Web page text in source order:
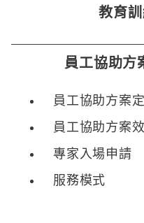
教育
員工協助方
員工協助方案
員工協助方案
專家入場申請
服務模式